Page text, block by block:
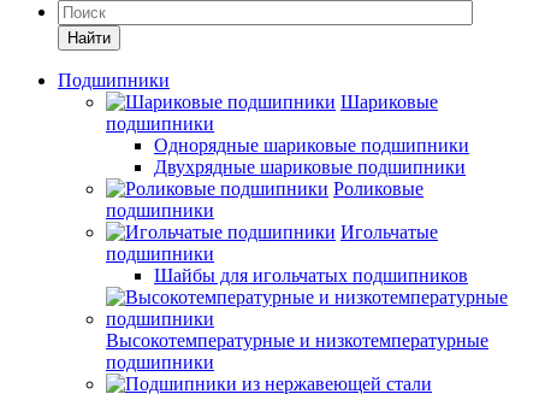
Найти
Подшипники
Шариковые
подшипники
Однорядные шариковые подшипники
Двухрядные шариковые подшипники
Роликовые
подшипники
Игольчатые
подшипники
Шайбы для игольчатых подшипников
Высокотемпературные и низкотемпературные
подшипники